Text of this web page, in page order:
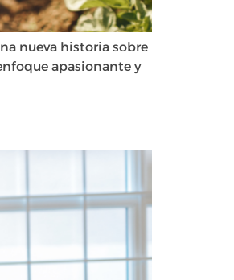
nueva historia sobre
apasionante y